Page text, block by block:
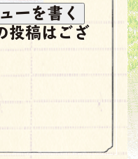
投稿はござ